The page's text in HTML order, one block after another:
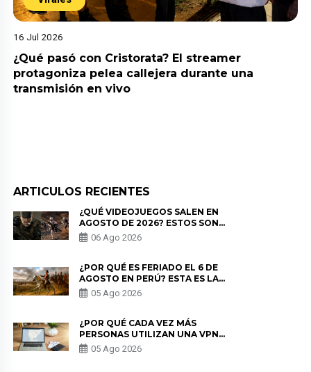
16 Jul 2026
¿Qué pasó con Cristorata? El streamer
protagoniza pelea callejera durante una
transmisión en vivo
ARTICULOS RECIENTES
¿QUÉ VIDEOJUEGOS SALEN EN
AGOSTO DE 2026? ESTOS SON
LOS ESTRENOS MÁS ESPERADOS
06 Ago 2026
¿POR QUÉ ES FERIADO EL 6 DE
AGOSTO EN PERÚ? ESTA ES LA
HISTORIA
05 Ago 2026
¿POR QUÉ CADA VEZ MÁS
PERSONAS UTILIZAN UNA VPN
PARA PROTEGER SU
PRIVACIDAD?
05 Ago 2026